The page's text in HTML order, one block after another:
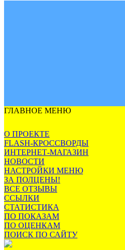
ГЛАВНОЕ МЕНЮ
О ПРОЕКТЕ
FLASH-КРОССВОРДЫ
ИНТЕРНЕТ-МАГАЗИН
НОВОСТИ
НАСТРОЙКИ МЕНЮ
ЗА ПОЛЦЕНЫ!
ВСЕ ОТЗЫВЫ
ССЫЛКИ
СТАТИСТИКА
ПО ПОКАЗАМ
ПО ОЦЕНКАМ
ПОИСК ПО САЙТУ